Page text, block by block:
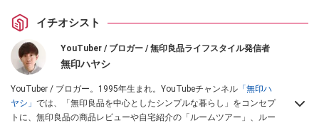
イチオシスト
YouTuber / ブロガー / 無印良品ライフスタイル発信者
無印ハヤシ
YouTuber / ブロガー。1995年生まれ。YouTubeチャンネル 「無印ハ
ヤシ」 では、「無印良品を中心としたシンプルな暮らし」をコンセプ
トに、無印良品の商品レビューや自宅紹介の「ルームツアー」、ルー